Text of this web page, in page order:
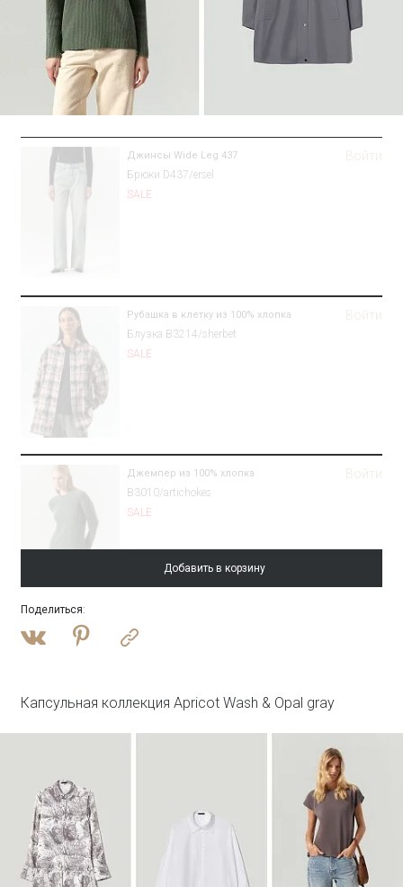
Джинсы Wide Leg 437
Брюки D437/ersel
SALE
Войти
Рубашка в клетку из 100% хлопка
Блузка B3214/sherbet
SALE
Войти
Джемпер из 100% хлопка
B3010/artichokes
SALE
Войти
Плащ с потайным капюшоном
Блузка B3127/dvunoch
Войти
Добавить в корзину
Поделиться:
Капсульная коллекция Apricot Wash & Opal gray